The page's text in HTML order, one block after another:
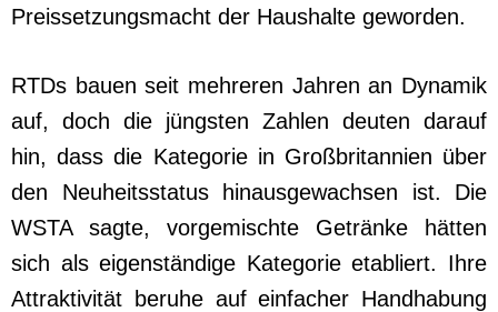
Preissetzungsmacht der Haushalte geworden.
RTDs bauen seit mehreren Jahren an Dynamik
auf, doch die jüngsten Zahlen deuten darauf
hin, dass die Kategorie in Großbritannien über
den Neuheitsstatus hinausgewachsen ist. Die
WSTA sagte, vorgemischte Getränke hätten
sich als eigenständige Kategorie etabliert. Ihre
Attraktivität beruhe auf einfacher Handhabung